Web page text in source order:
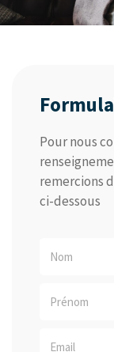
Pour nous
remercions
ci-dessous